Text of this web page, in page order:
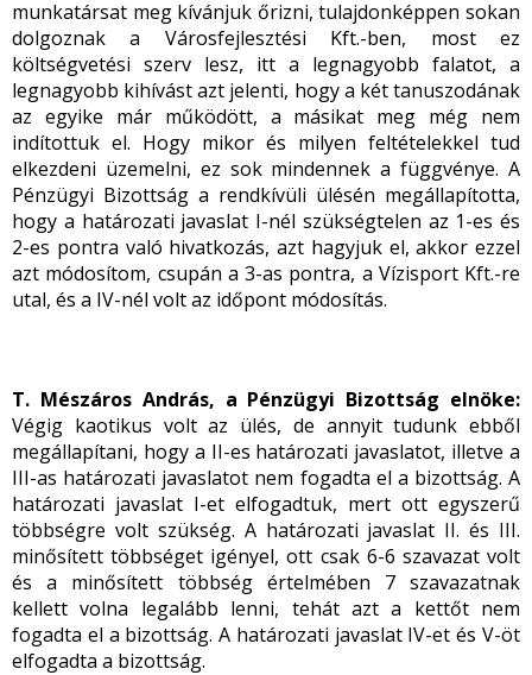
munkatársat meg kívánjuk őrizni, tulajdonképpen sokan
dolgoznak a Városfejlesztési Kft.-ben, most ez
költségvetési szerv lesz, itt a legnagyobb falatot, a
legnagyobb kihívást azt jelenti, hogy a két tanuszodának
az egyike már működött, a másikat meg még nem
indítottuk el. Hogy mikor és milyen feltételekkel tud
elkezdeni üzemelni, ez sok mindennek a függvénye. A
Pénzügyi Bizottság a rendkívüli ülésén megállapította,
hogy a határozati javaslat I-nél szükségtelen az 1-es és
2-es pontra való hivatkozás, azt hagyjuk el, akkor ezzel
azt módosítom, csupán a 3-as pontra, a Vízisport Kft.-re
utal, és a IV-nél volt az időpont módosítás.
T. Mészáros András, a Pénzügyi Bizottság elnöke:
Végig kaotikus volt az ülés, de annyit tudunk ebből
megállapítani, hogy a II-es határozati javaslatot, illetve a
III-as határozati javaslatot nem fogadta el a bizottság. A
határozati javaslat I-et elfogadtuk, mert ott egyszerű
többségre volt szükség. A határozati javaslat II. és III.
minősített többséget igényel, ott csak 6-6 szavazat volt
és a minősített többség értelmében 7 szavazatnak
kellett volna legalább lenni, tehát azt a kettőt nem
fogadta el a bizottság. A határozati javaslat IV-et és V-öt
elfogadta a bizottság.